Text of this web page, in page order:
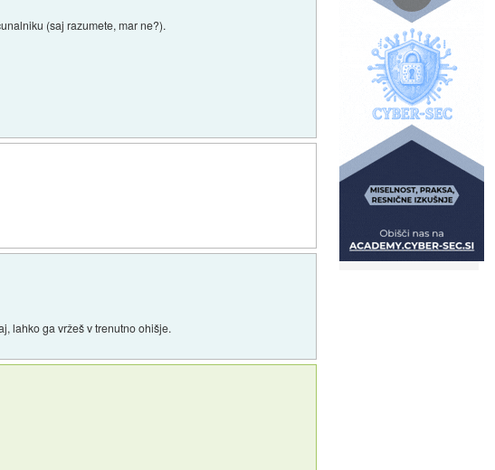
(saj razumete, mar ne?).
lahko ga vržeš v trenutno ohišje.